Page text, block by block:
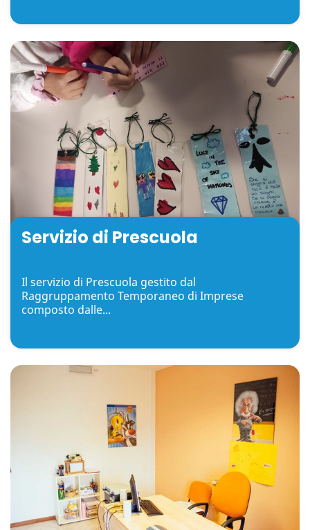
Servizio di Prescuola
Il servizio di Prescuola gestito dal
Raggruppamento Temporaneo di Imprese
composto dalle...